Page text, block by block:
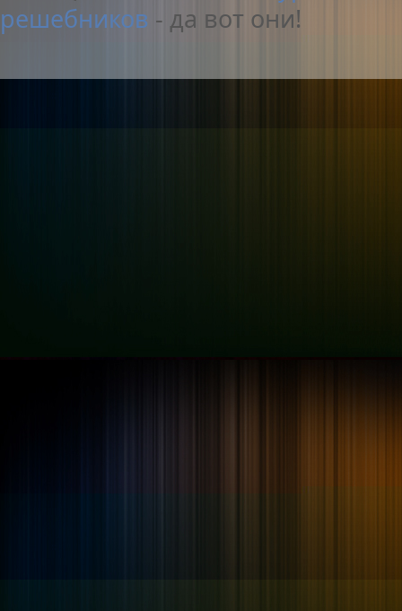
решебников - да вот они!